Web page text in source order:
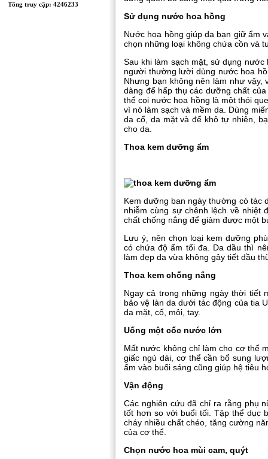
Tổng truy cập: 4246233
Sử dụng nước hoa hồng
Nước hoa hồng giúp da bạn giữ ẩm
chọn những loại không chứa cồn và
Sau khi làm sạch mặt, sử dụng
người thường lười dùng nước hoa
Nhưng bạn không nên làm như
dàng để hấp thụ các dưỡng chất
thể coi nước hoa hồng là một thói
vì nó làm sạch và mềm da. Dùng
da cổ, da mặt và để khô tự nhiên,
cho da.
Thoa kem dưỡng ẩm
Kem dưỡng ban ngày thường có tác
nhiễm cùng sự chênh lệch về nhiệt
chất chống nắng để giảm được một
Lưu ý, nên chọn loại kem dưỡng
có chứa độ ẩm tối đa. Da dầu thì
làm đẹp da vừa không gây tiết dầu
Thoa kem chống nắng
Ngay cả trong những ngày thời tiết
bảo vệ làn da dưới tác động của tia
da mặt, cổ, môi, tay.
Uống một cốc nước lớn
Mất nước không chỉ làm cho cơ thể
giấc ngủ dài, cơ thể cần bổ sung
ấm vào buổi sáng cũng giúp hệ tiêu
Vận động
Các nghiên cứu đã chỉ ra rằng phụ
tốt hơn so với buổi tối. Tập thể dục
cháy nhiều chất chéo, tăng cường
của cơ thể.
Chọn nước hoa mùi cam, quýt